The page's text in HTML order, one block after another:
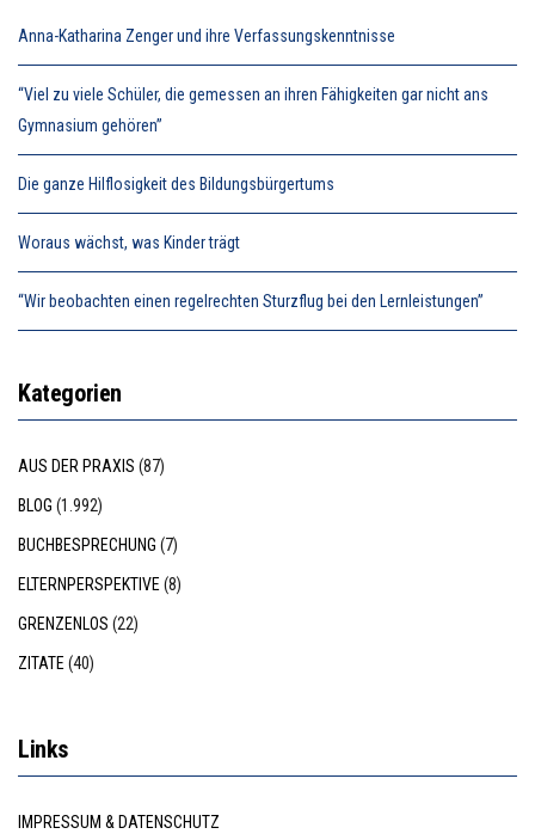
Anna-Katharina Zenger und ihre Verfassungskenntnisse
“Viel zu viele Schüler, die gemessen an ihren Fähigkeiten gar nicht ans
Gymnasium gehören”
Die ganze Hilflosigkeit des Bildungsbürgertums
Woraus wächst, was Kinder trägt
“Wir beobachten einen regelrechten Sturzflug bei den Lernleistungen”
Kategorien
AUS DER PRAXIS (87)
BLOG (1.992)
BUCHBESPRECHUNG (7)
ELTERNPERSPEKTIVE (8)
GRENZENLOS (22)
ZITATE (40)
Links
IMPRESSUM & DATENSCHUTZ